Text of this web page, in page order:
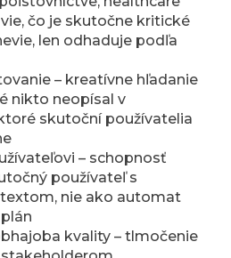
čo je skutočne kritické
len odhaduje podľa
– kreatívne hľadanie
nikto neopísal v
skutoční používatelia
– schopnosť
používateľ s
nie ako automat
kvality – tlmočenie